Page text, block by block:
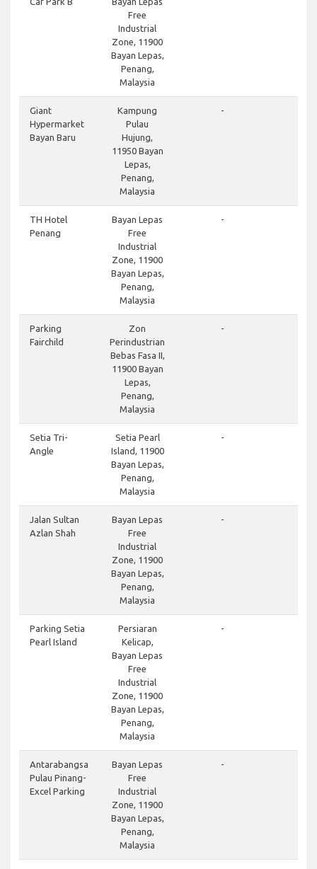
Free
Industrial
Zone, 11900
Bayan Lepas,
Penang,
Malaysia
Giant
Hypermarket
Bayan Baru
Kampung
Pulau
Hujung,
11950 Bayan
Lepas,
Penang,
Malaysia
-
TH Hotel
Penang
Bayan Lepas
Free
Industrial
Zone, 11900
Bayan Lepas,
Penang,
Malaysia
-
Parking
Fairchild
Zon
Perindustrian
Bebas Fasa II,
11900 Bayan
Lepas,
Penang,
Malaysia
-
Setia Tri-
Angle
Setia Pearl
Island, 11900
Bayan Lepas,
Penang,
Malaysia
-
Jalan Sultan
Azlan Shah
Bayan Lepas
Free
Industrial
Zone, 11900
Bayan Lepas,
Penang,
Malaysia
-
Parking Setia
Pearl Island
Persiaran
Kelicap,
Bayan Lepas
Free
Industrial
Zone, 11900
Bayan Lepas,
Penang,
Malaysia
-
Antarabangsa
Pulau Pinang-
Excel Parking
Bayan Lepas
Free
Industrial
Zone, 11900
Bayan Lepas,
Penang,
Malaysia
-